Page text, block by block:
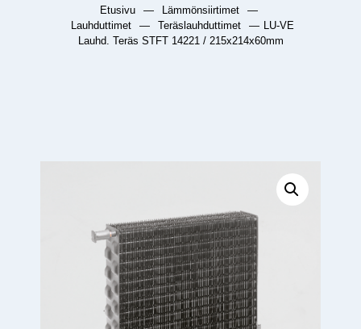
Etusivu — Lämmönsiirtimet
—
Lauhduttimet
— Teräslauhduttimet — LU-VE
Lauhd. Teräs STFT 14221 / 215x214x60mm